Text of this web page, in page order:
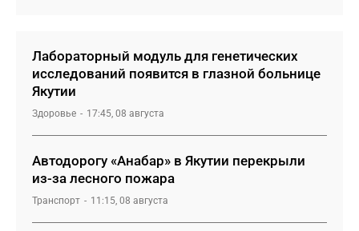
Лабораторный модуль для генетических
исследований появится в глазной больнице
Якутии
Здоровье 17:45, 08 августа
Автодорогу «Анабар» в Якутии перекрыли
из-за лесного пожара
Транспорт 11:15, 08 августа